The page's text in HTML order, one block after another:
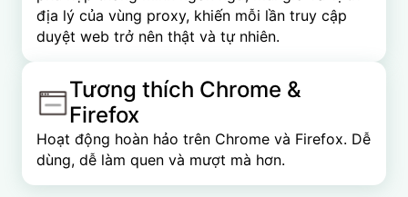
địa lý của vùng proxy, khiến mỗi lần truy cập
duyệt web trở nên thật và tự nhiên.
Tương thích Chrome &
Firefox
Hoạt động hoàn hảo trên Chrome và Firefox. Dễ
dùng, dễ làm quen và mượt mà hơn.